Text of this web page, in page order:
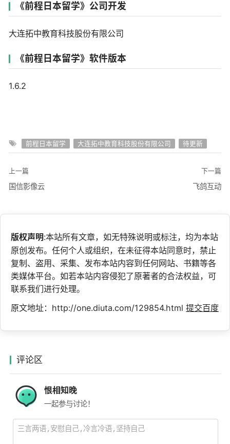
《前程日本留学》公司开发
大连拓中教育科技股份有限公司
《前程日本留学》软件版本
1.6.2
前程日本留学 大连拓中教育科技股份有限公司 待更新
上一篇
国信影像云
下一篇
飞鸽互动
版权声明:本站所有文章，如无特殊说明或标注，均为本站
原创发布。任何个人或组织，在未征得本站同意时，禁止
复制、盗用、采集、发布本站内容到任何网站、书籍等各
类媒体平台。如若本站内容侵犯了原著者的合法权益，可
联系我们进行处理。
原文地址：http://one.diuta.com/129854.html 提交百度
评论区
恨相知晚
一起参与讨论！